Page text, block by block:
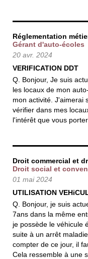
Réglementation
Gérant d'auto-écoles
20 avr. 2024
VERIFICATION DDT
Q. Bonjour, Je suis
les locaux de mon
mon activité. J'aimerai
vérifier dans mes
l'intérêt que vous
Droit commercial et
Droit social et
01 mai 2024
UTILISATION
Q. Bonjour, je suis
7ans dans la même
je possède le véhicule
suite à un arrêt
compter de ce jour, il
Cela ressemble à une